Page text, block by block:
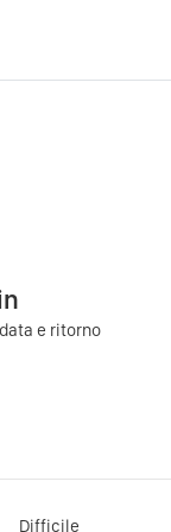
e ritorno
Difficile